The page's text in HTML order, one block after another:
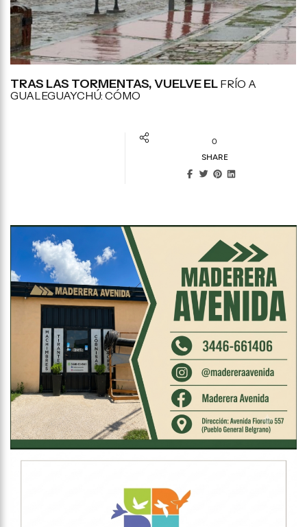
TRAS LAS TORMENTAS, VUELVE EL FRÍO A
GUALEGUAYCHÚ: CÓMO
0
SHARE